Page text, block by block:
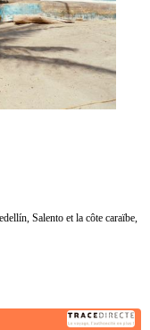
Salento et la côte caraïbe,